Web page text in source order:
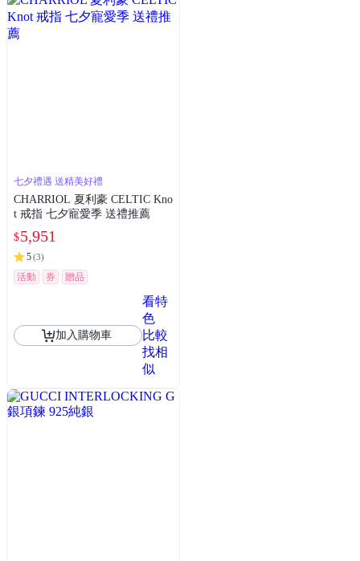
七夕禮遇 送精美好禮
CHARRIOL 夏利豪 CELTIC Kno
t 戒指 七夕寵愛季 送禮推薦
$5,951
5(3)
活動 券 贈品
加入購物車
看特
色
比較
找相
似